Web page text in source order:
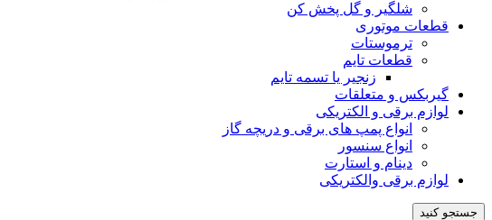
شلگیر و گل‌ پخش‌ کن
قطعات موتوری
ترموستات
قطعات تایم
زنجیر یا تسمه تایم
گیربکس و متعلقات
لوازم برقی و الکتریکی
انواع پمپ های برقی و دریچه گاز
انواع سنسور
دینام و استارت
لوازم برقی والکتریکی
جستجو کنید